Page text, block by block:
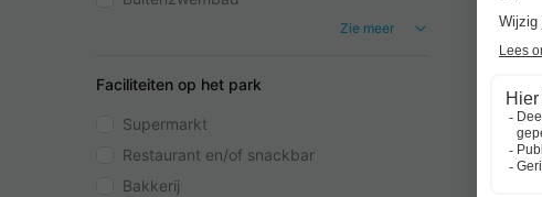
Zie meer
Faciliteiten op het park
Supermarkt
Restaurant en/of snackbar
Bakkerij